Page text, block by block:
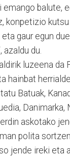
emango balute,
konpetizio
gaur egun
azaldu du.
luzeena da
hainbat
Batuak,
Danimarka,
askotako
polita
jende ireki eta